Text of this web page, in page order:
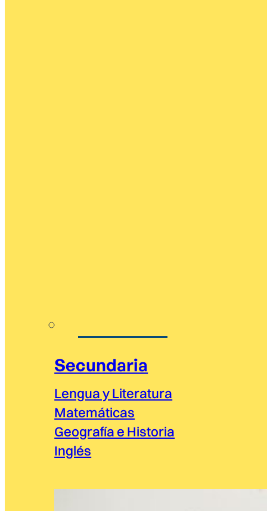
Secundaria
Lengua y Literatura
Matemáticas
Geografía e Historia
Inglés